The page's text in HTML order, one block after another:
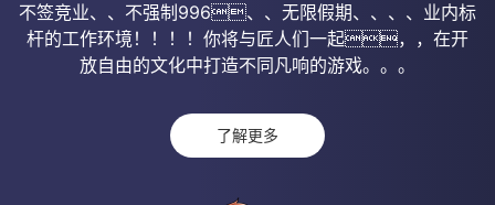
不签竞业、、不强制996、、无限假期、、、、业内标
杆的工作环境！！！！你将与匠人们一起，，在开
放自由的文化中打造不同凡响的游戏。。。
了解更多